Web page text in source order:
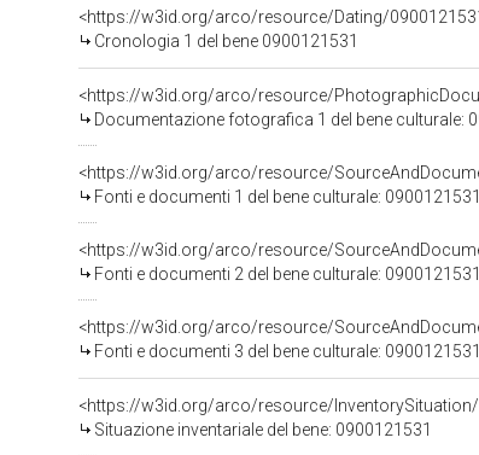
<https://w3id.org/arco/resource/Dating/
Cronologia 1 del bene 0900121531
<https://w3id.org/arco/resource/
Documentazione fotografica 1 del bene culturale:
<https://w3id.org/arco/resource/
Fonti e documenti 1 del bene culturale: 0900121531
<https://w3id.org/arco/resource/
Fonti e documenti 2 del bene culturale: 0900121531
<https://w3id.org/arco/resource/
Fonti e documenti 3 del bene culturale: 0900121531
<https://w3id.org/arco/resource/
Situazione inventariale del bene: 0900121531